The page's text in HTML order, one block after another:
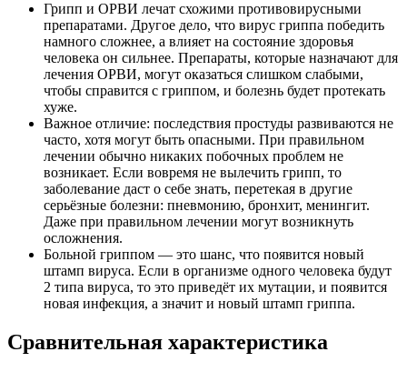
Грипп и ОРВИ лечат схожими противовирусными
препаратами. Другое дело, что вирус гриппа победить
намного сложнее, а влияет на состояние здоровья
человека он сильнее. Препараты, которые назначают для
лечения ОРВИ, могут оказаться слишком слабыми,
чтобы справится с гриппом, и болезнь будет протекать
хуже.
Важное отличие: последствия простуды развиваются не
часто, хотя могут быть опасными. При правильном
лечении обычно никаких побочных проблем не
возникает. Если вовремя не вылечить грипп, то
заболевание даст о себе знать, перетекая в другие
серьёзные болезни: пневмонию, бронхит, менингит.
Даже при правильном лечении могут возникнуть
осложнения.
Больной гриппом — это шанс, что появится новый
штамп вируса. Если в организме одного человека будут
2 типа вируса, то это приведёт их мутации, и появится
новая инфекция, а значит и новый штамп гриппа.
Сравнительная характеристика